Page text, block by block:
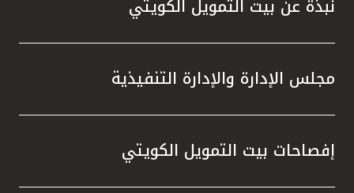
نبذة عن بيت التمويل الكويتي
مجلس الإدارة والإدارة التنفيذية
إفصاحات بيت التمويل الكويتي